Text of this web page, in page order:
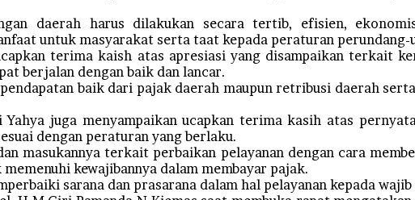
daerah harus dilakukan secara tertib, efisien,
untuk masyarakat serta taat kepada peraturan perundang-
terima kaish atas apresiasi yang disampaikan terkait
berjalan dengan baik dan lancar.
baik dari pajak daerah maupun retribusi daerah
juga menyampaikan ucapkan terima kasih atas
dengan peraturan yang berlaku.
masukannya terkait perbaikan pelayanan dengan cara
kewajibannya dalam membayar pajak.
sarana dan prasarana dalam hal pelayanan kepada